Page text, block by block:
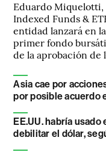
Eduardo Miquelotti,
Indexed Funds &
entidad lanzará en
primer fondo
de la aprobación
Asia cae por
por posible acuerdo
EE.UU. habría
debilitar el dólar,